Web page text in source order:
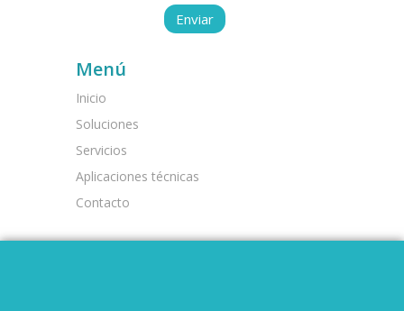
Menú
Inicio
Soluciones
Servicios
Aplicaciones técnicas
Contacto